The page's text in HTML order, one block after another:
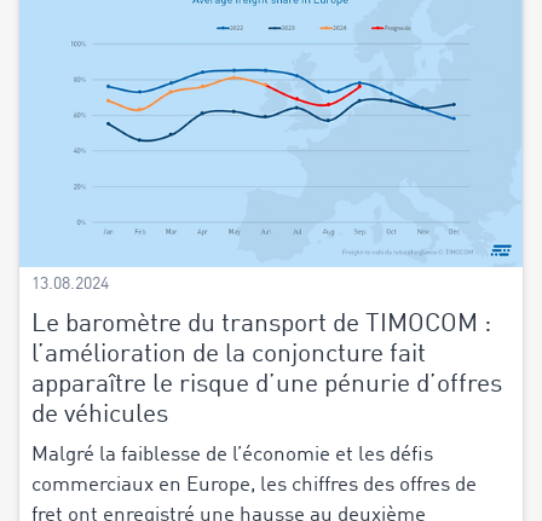
13.08.2024
Le baromètre du transport de TIMOCOM :
l’amélioration de la conjoncture fait
apparaître le risque d’une pénurie d’offres
de véhicules
Malgré la faiblesse de l’économie et les défis
commerciaux en Europe, les chiffres des offres de
fret ont enregistré une hausse au deuxième